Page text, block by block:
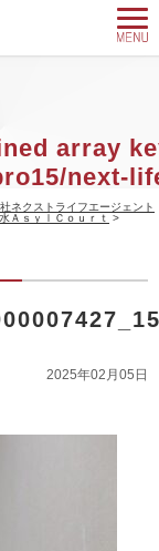
array
next-
property
9
ネクストライフエージェント
ＡｓｙｌＣｏｕｒｔ >
2025年02月05日